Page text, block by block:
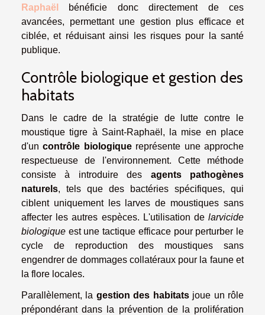
Raphaël
bénéficie donc directement de ces
avancées, permettant une gestion plus efficace et
ciblée, et réduisant ainsi les risques pour la santé
publique.
Contrôle biologique et gestion des
habitats
Dans le cadre de la stratégie de lutte contre le
moustique tigre à Saint-Raphaël, la mise en place
d'uncontrôle biologiquereprésente une approche
respectueuse de l'environnement. Cette méthode
consiste à introduire des agents pathogènes
naturels, tels que des bactéries spécifiques, qui
ciblent uniquement les larves de moustiques sans
affecter les autres espèces. L'utilisation de larvicide
biologique est une tactique efficace pour perturber le
cycle de reproduction des moustiques sans
engendrer de dommages collatéraux pour la faune et
la flore locales.
Parallèlement, la gestion des habitatsjoue un rôle
prépondérant dans la prévention de la prolifération